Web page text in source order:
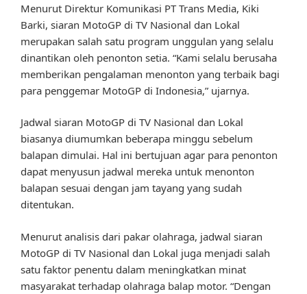
Menurut Direktur Komunikasi PT Trans Media, Kiki
Barki, siaran MotoGP di TV Nasional dan Lokal
merupakan salah satu program unggulan yang selalu
dinantikan oleh penonton setia. “Kami selalu berusaha
memberikan pengalaman menonton yang terbaik bagi
para penggemar MotoGP di Indonesia,” ujarnya.
Jadwal siaran MotoGP di TV Nasional dan Lokal
biasanya diumumkan beberapa minggu sebelum
balapan dimulai. Hal ini bertujuan agar para penonton
dapat menyusun jadwal mereka untuk menonton
balapan sesuai dengan jam tayang yang sudah
ditentukan.
Menurut analisis dari pakar olahraga, jadwal siaran
MotoGP di TV Nasional dan Lokal juga menjadi salah
satu faktor penentu dalam meningkatkan minat
masyarakat terhadap olahraga balap motor. “Dengan